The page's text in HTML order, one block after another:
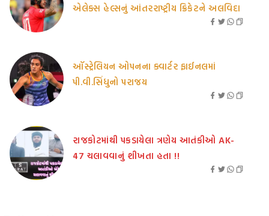
એલેક્સ હેલ્સનું આંતરરાષ્ટ્રીય ક્રિકેટને અલવિદા
ઑસ્ટ્રેલિયન ઓપનના ક્વાર્ટર ફાઈનલમાં
પી.વી.સિંધુનો પરાજય
રાજકોટમાંથી પકડાયેલા ત્રણેય આતંકીઓ AK-
47 ચલાવવાનું શીખતા હતા !!